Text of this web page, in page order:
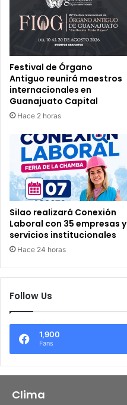
Festival de Órgano
Antiguo reunirá maestros
internacionales en
Guanajuato Capital
Hace 2 horas
Silao realizará Conexión
Laboral con 35 empresas y
servicios institucionales
Hace 24 horas
Follow Us
1,900
Fans
Clima